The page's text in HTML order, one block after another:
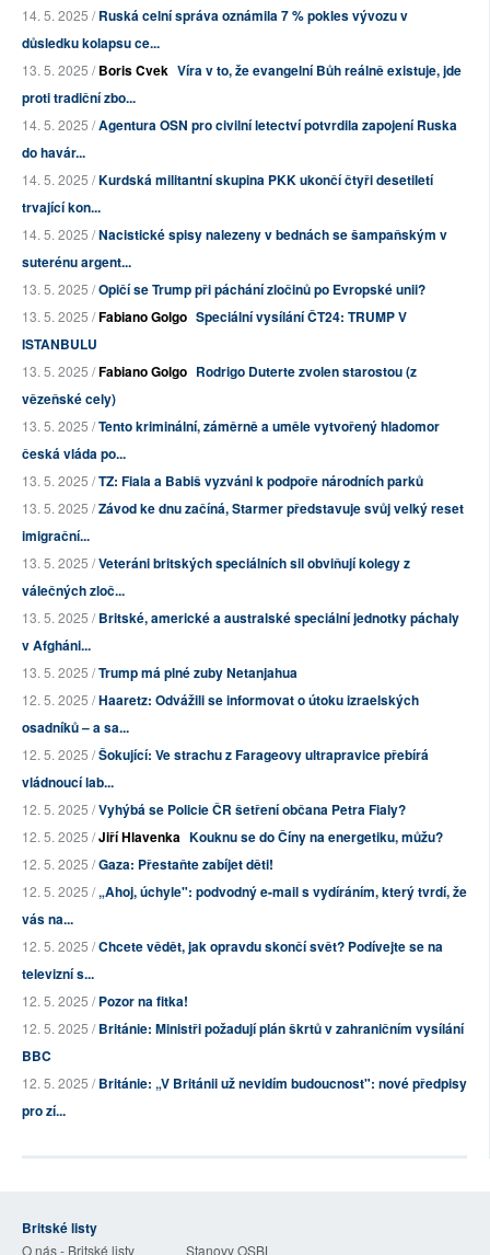
14. 5. 2025 /Ruská celní správa oznámila 7 % pokles vývozu v
důsledku kolapsu ce...
13. 5. 2025 /Boris Cvek Víra v to, že evangelní Bůh reálně existuje, jde
proti tradiční zbo...
14. 5. 2025 /Agentura OSN pro civilní letectví potvrdila zapojení Ruska
do havár...
14. 5. 2025 /Kurdská militantní skupina PKK ukončí čtyři desetiletí
trvající kon...
14. 5. 2025 /Nacistické spisy nalezeny v bednách se šampaňským v
suterénu argent...
13. 5. 2025 /Opičí se Trump při páchání zločinů po Evropské unii?
13. 5. 2025 /Fabiano Golgo Speciální vysílání ČT24: TRUMP V
ISTANBULU
13. 5. 2025 /Fabiano Golgo Rodrigo Duterte zvolen starostou (z
vězeňské cely)
13. 5. 2025 /Tento kriminální, záměrně a uměle vytvořený hladomor
česká vláda po...
13. 5. 2025 /TZ: Fiala a Babiš vyzváni k podpoře národních parků
13. 5. 2025 /Závod ke dnu začíná, Starmer představuje svůj velký reset
imigrační...
13. 5. 2025 /Veteráni britských speciálních sil obviňují kolegy z
válečných zloč...
13. 5. 2025 /Britské, americké a australské speciální jednotky páchaly
v Afgháni...
13. 5. 2025 /Trump má plné zuby Netanjahua
12. 5. 2025 /Haaretz: Odvážili se informovat o útoku izraelských
osadníků – a sa...
12. 5. 2025 /Šokující: Ve strachu z Farageovy ultrapravice přebírá
vládnoucí lab...
12. 5. 2025 /Vyhýbá se Policie ČR šetření občana Petra Fialy?
12. 5. 2025 /Jiří Hlavenka Kouknu se do Číny na energetiku, můžu?
12. 5. 2025 /Gaza: Přestaňte zabíjet děti!
12. 5. 2025 /„Ahoj, úchyle": podvodný e-mail s vydíráním, který tvrdí, že
vás na...
12. 5. 2025 /Chcete vědět, jak opravdu skončí svět? Podívejte se na
televizní s...
12. 5. 2025 /Pozor na fitka!
12. 5. 2025 /Británie: Ministři požadují plán škrtů v zahraničním vysílání
BBC
12. 5. 2025 /Británie: „V Británii už nevidím budoucnost": nové předpisy
pro zí...
Britské listy
O nás - Britské listy Stanovy OSBL